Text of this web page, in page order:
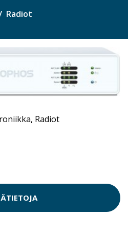
Radiot
, Radiot